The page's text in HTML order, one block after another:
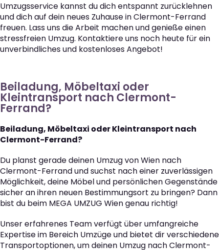
Umzugsservice kannst du dich entspannt zurücklehnen
und dich auf dein neues Zuhause in Clermont-Ferrand
freuen. Lass uns die Arbeit machen und genieße einen
stressfreien Umzug. Kontaktiere uns noch heute für ein
unverbindliches und kostenloses Angebot!
Beiladung, Möbeltaxi oder
Kleintransport nach Clermont-
Ferrand?
Beiladung, Möbeltaxi oder Kleintransport nach
Clermont-Ferrand?
Du planst gerade deinen Umzug von Wien nach
Clermont-Ferrand und suchst nach einer zuverlässigen
Möglichkeit, deine Möbel und persönlichen Gegenstände
sicher an ihren neuen Bestimmungsort zu bringen? Dann
bist du beim MEGA UMZUG Wien genau richtig!
Unser erfahrenes Team verfügt über umfangreiche
Expertise im Bereich Umzüge und bietet dir verschiedene
Transportoptionen, um deinen Umzug nach Clermont-